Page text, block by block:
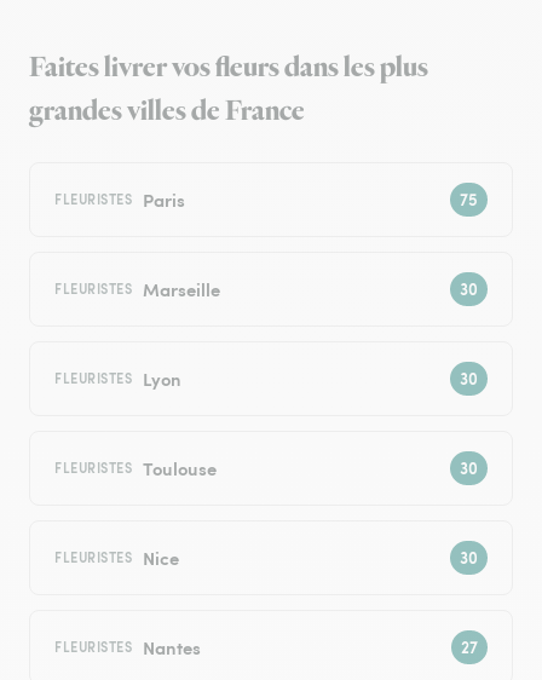
Faites livrer vos fleurs dans les plus
grandes villes de France
FLEURISTES Paris
FLEURISTES Marseille
FLEURISTES Lyon
FLEURISTES Toulouse
FLEURISTES Nice
FLEURISTES Nantes